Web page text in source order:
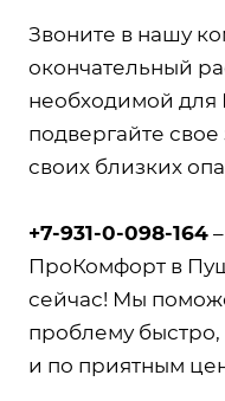
Звоните в нашу
окончательный
необходимой для
подвергайте
своих близких
+7-931-0-098-164
ПроКомфорт в
сейчас! Мы
проблему быстро,
и по приятным